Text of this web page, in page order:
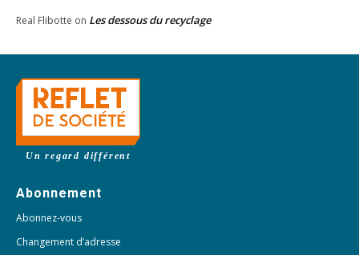
Real Flibotte on Les dessous du recyclage
Un regard différent
Abonnement
Abonnez-vous
Changement d’adresse